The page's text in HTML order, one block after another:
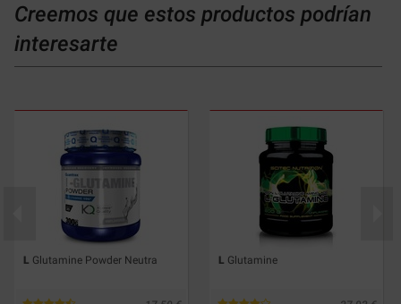
Creemos que estos productos podrían
interesarte
L Glutamine Powder Neutra L Glutamine